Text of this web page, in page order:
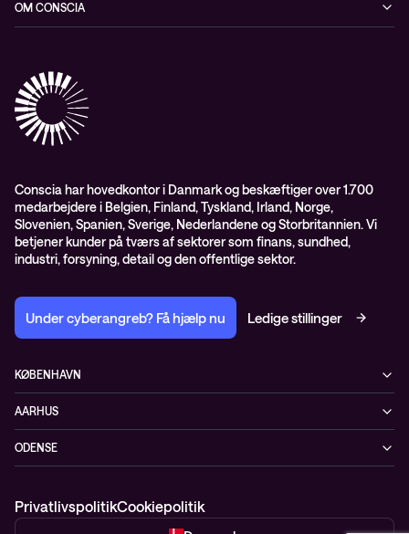
Datacenter & Cloud
Observability
Conscia Managed Services
Conscia Services
Events
Videoer
Whitepapers
OM CONSCIA
Partnere
Presserum
ISO certifikater
Proces for kundeklager
Salgs- og leveringsbetingelser
Selskabsoplysninger og SKI-rammeaftale
Conscia har hovedkontor i Danmark og beskæftiger over 1.700
medarbejdere i Belgien, Finland, Tyskland, Irland, Norge,
Slovenien, Spanien, Sverige, Nederlandene og Storbritannien. Vi
betjener kunder på tværs af sektorer som finans, sundhed,
industri, forsyning, detail og den offentlige sektor.
Under cyberangreb? Få hjælp nu Ledige stillinger
KØBENHAVN
2100 København Ø
+45 70207780
AARHUS
8230 Åbyhøj
ODENSE
PrivatlivspolitikCookiepolitik